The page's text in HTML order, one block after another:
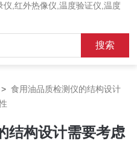
仪,红外热像仪,温度验证仪,温度
>食用油品质检测仪的结构设计
结构设计需要考虑